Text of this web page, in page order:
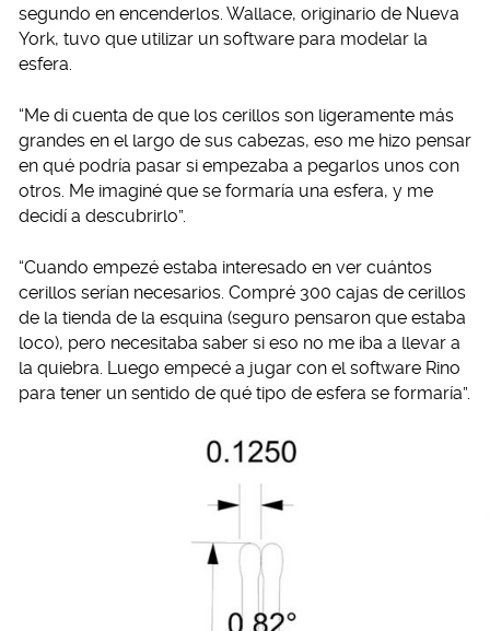
segundo en encenderlos. Wallace, originario de Nueva
York, tuvo que utilizar un software para modelar la
esfera.
“Me di cuenta de que los cerillos son ligeramente más
grandes en el largo de sus cabezas, eso me hizo pensar
en qué podría pasar si empezaba a pegarlos unos con
otros. Me imaginé que se formaría una esfera, y me
decidí a descubrirlo”.
“Cuando empezé estaba interesado en ver cuántos
cerillos serían necesarios. Compré 300 cajas de cerillos
de la tienda de la esquina (seguro pensaron que estaba
loco), pero necesitaba saber si eso no me iba a llevar a
la quiebra. Luego empecé a jugar con el software Rino
para tener un sentido de qué tipo de esfera se formaría”.